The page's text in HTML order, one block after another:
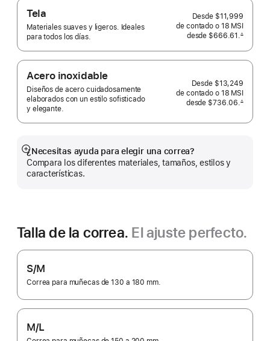
Tela
Materiales suaves y ligeros. Ideales
para todos los días.
Desde $11,999
de contado o 18 MSI
desde $666.61.∆
Acero inoxidable
Diseños de acero cuidadosamente
elaborados con un estilo sofisticado
y elegante.
Desde $13,249
de contado o 18 MSI
desde $736.06.∆
¿Necesitas ayuda para elegir una correa?
Compara los diferentes materiales, tamaños, estilos y
características.
Mostrar
más
Talla de la correa. El ajuste perfecto.
S/M
Correa para muñecas de 130 a 180 mm.
M/L